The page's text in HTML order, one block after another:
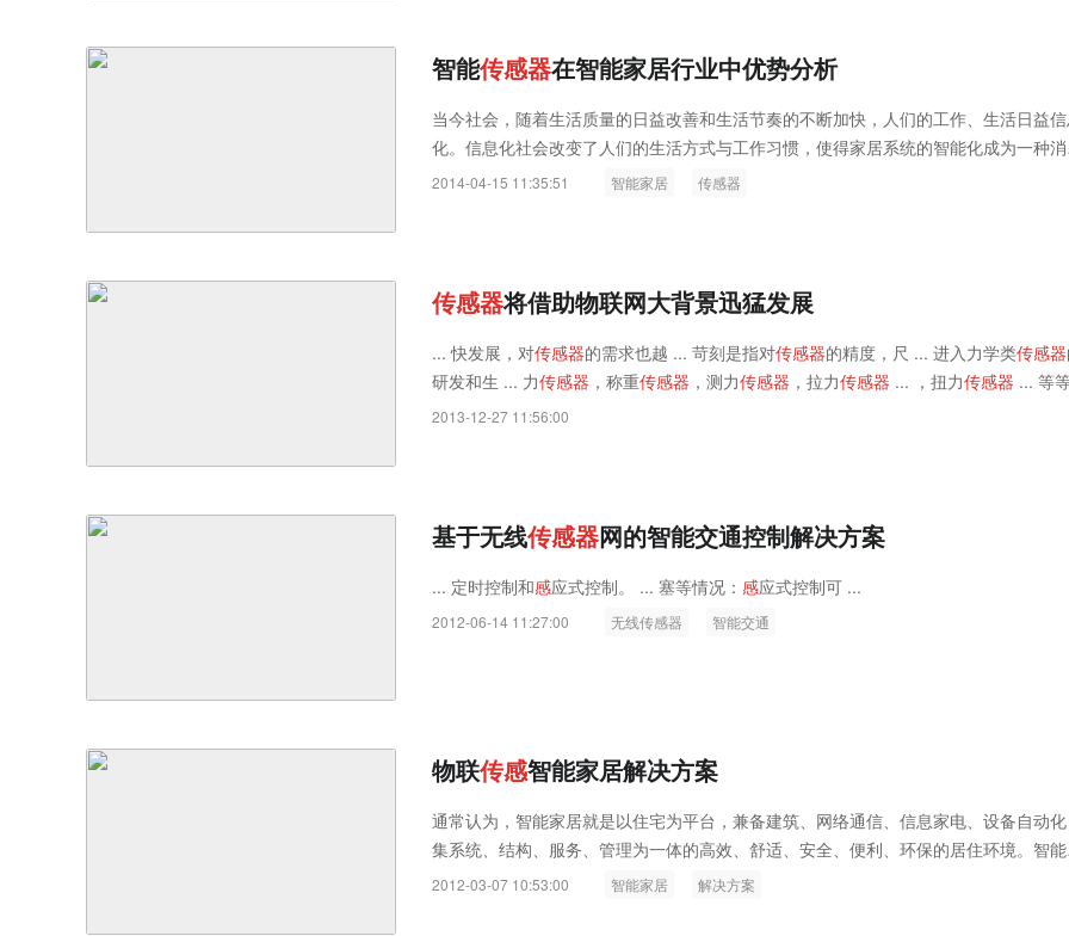
智能传感器在智能家居行业中优势分析
当今社会，随着生活质量的日益改善和生活节奏的不断加快，人们的工作、生活日益
化。信息化社会改变了人们的生活方式与工作习惯，使得家居系统的智能化成为一种
需求，智能家居系统越来越被重视。
2014-04-15 11:35:51 智能家居 传感器
传感器将借助物联网大背景迅猛发展
... 快发展，对传感器的需求也越 ... 苛刻是指对传感器的精度，尺 ... 进入力学类传感器
研发和生 ... 力传感器 ，称重传感器 ，测力传感器 ，拉力传感器 ... ，扭力传感器 ... 等
学类 传感器， ... 国外的测力
2013-12-27 11:56:00
基于无线传感器网的智能交通控制解决方案
... 定时控制和感应式控制。 ... 塞等情况： 感应式控制可 ...
2012-06-14 11:27:00 无线传感器 智能交通
物联传感智能家居解决方案
通常认为，智能家居就是以住宅为平台，兼备建筑、网络通信、信息家电、设备自动
集系统、结构、服务、管理为一体的高效、舒适、安全、便利、环保的居住环境。智
居系统可以为您提供家电控制、照明控制、窗帘控制、电话远程控制、室内外遥控、
2012-03-07 10:53:00 智能家居 解决方案